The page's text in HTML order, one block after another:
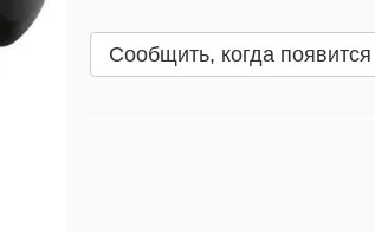
Сообщить, когда появится